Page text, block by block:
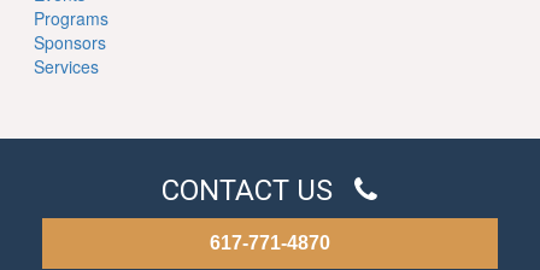
Programs
Sponsors
Services
CONTACT US
617-771-4870